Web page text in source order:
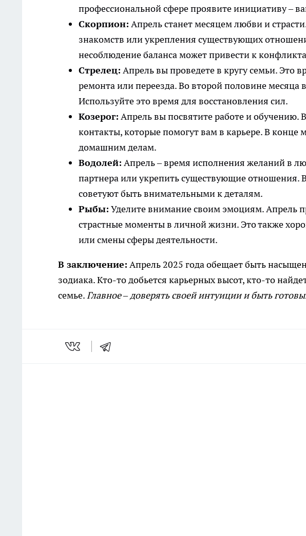
профессиональной сфере проявите инициативу –
Скорпион: Апрель станет месяцем любви и
знакомств или укрепления существующих
несоблюдение баланса может привести к
Стрелец: Апрель вы проведете в кругу семьи. Это
ремонта или переезда. Во второй половине месяца
Используйте это время для восстановления сил.
Козерог: Апрель вы посвятите работе и обучению.
контакты, которые помогут вам в карьере. В конце
домашним делам.
Водолей: Апрель – время исполнения желаний в
партнера или укрепить существующие отношения.
советуют быть внимательными к деталям.
Рыбы: Уделите внимание своим эмоциям. Апрель
страстные моменты в личной жизни. Это также
или смены сферы деятельности.
В заключение: Апрель 2025 года обещает быть
зодиака. Кто-то добьется карьерных высот, кто-то
семье.Главное – доверять своей интуиции и быть